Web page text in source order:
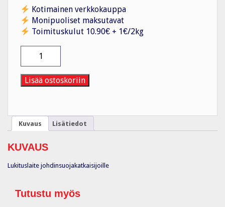
Kotimainen verkkokauppa
Monipuoliset maksutavat
Toimituskulut 10.90€ + 1€/2kg
lisätarvike
Lukituslaite
määrä
Lisää ostoskoriin
Kuvaus Lisätiedot
KUVAUS
Lukituslaite johdinsuojakatkaisijoille
Tutustu myös